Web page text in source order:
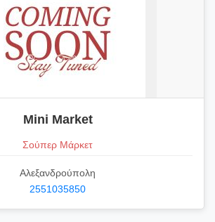
Μini Market
Σούπερ Μάρκετ
Αλεξανδρούπολη
2551035850